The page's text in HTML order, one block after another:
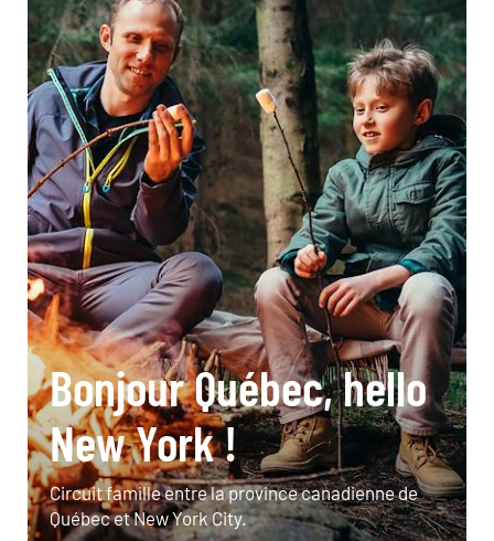
Bonjour Québec, hello
New York !
Circuit famille entre la province canadienne de
Québec et New York City.